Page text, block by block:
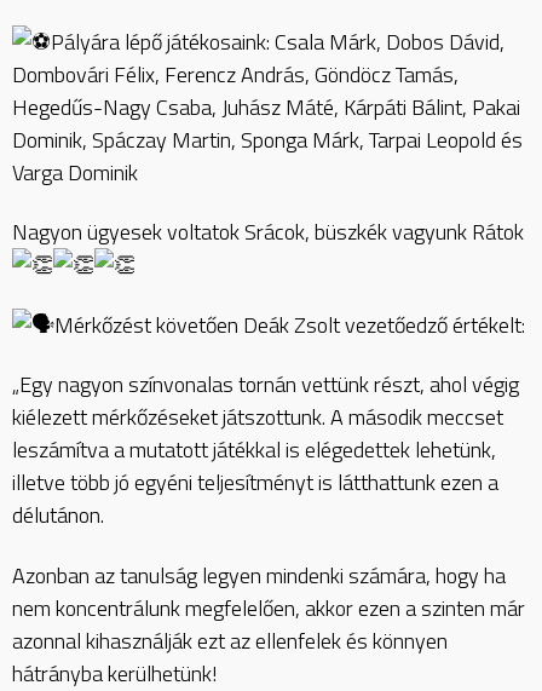
Pályára lépő játékosaink: Csala Márk, Dobos Dávid,
Dombovári Félix, Ferencz András, Göndöcz Tamás,
Hegedűs-Nagy Csaba, Juhász Máté, Kárpáti Bálint, Pakai
Dominik, Spáczay Martin, Sponga Márk, Tarpai Leopold és
Varga Dominik
Nagyon ügyesek voltatok Srácok, büszkék vagyunk Rátok
Mérkőzést követően Deák Zsolt vezetőedző értékelt:
„Egy nagyon színvonalas tornán vettünk részt, ahol végig
kiélezett mérkőzéseket játszottunk. A második meccset
leszámítva a mutatott játékkal is elégedettek lehetünk,
illetve több jó egyéni teljesítményt is látthattunk ezen a
délutánon.
Azonban az tanulság legyen mindenki számára, hogy ha
nem koncentrálunk megfelelően, akkor ezen a szinten már
azonnal kihasználják ezt az ellenfelek és könnyen
hátrányba kerülhetünk!